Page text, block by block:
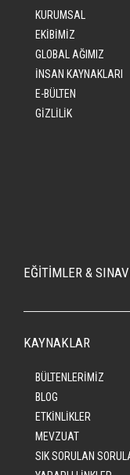
KURUMSAL
EKİBİMİZ
GLOBAL AĞIMIZ
İNSAN KAYNAKLARI
E-BÜLTEN
GİZLİLİK
EĞİTİMLER &
KAYNAKLAR
BÜLTENLERİMİZ
BLOG
ETKİNLİKLER
MEVZUAT
SIK SORULAN